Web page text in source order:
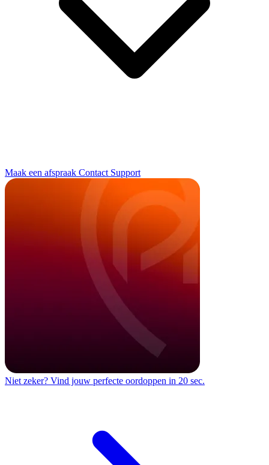
Maak een afspraak Contact Support
Niet zeker? Vind jouw perfecte oordoppen in 20 sec.